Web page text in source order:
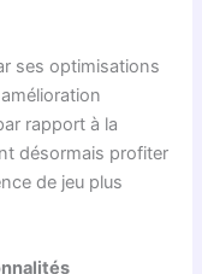
ses optimisations
rapport à la
désormais profiter
de jeu plus